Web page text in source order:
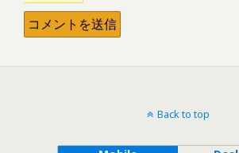
Back to top